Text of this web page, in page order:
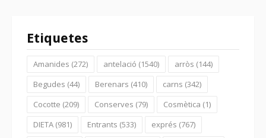
Etiquetes
Amanides (272) antelació (1540) arròs (144)
Begudes (44) Berenars (410) carns (342)
Cocotte (209) Conserves (79) Cosmètica (1)
DIETA (981) Entrants (533) exprés (767)